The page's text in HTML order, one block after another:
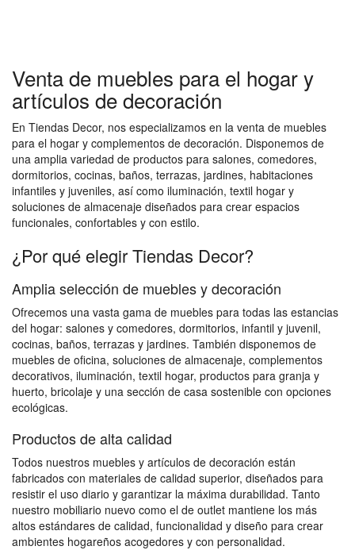
Venta de muebles para el hogar y
artículos de decoración
En Tiendas Decor, nos especializamos en la venta de muebles
para el hogar y complementos de decoración. Disponemos de
una amplia variedad de productos para salones, comedores,
dormitorios, cocinas, baños, terrazas, jardines, habitaciones
infantiles y juveniles, así como iluminación, textil hogar y
soluciones de almacenaje diseñados para crear espacios
funcionales, confortables y con estilo.
¿Por qué elegir Tiendas Decor?
Amplia selección de muebles y decoración
Ofrecemos una vasta gama de muebles para todas las estancias
del hogar: salones y comedores, dormitorios, infantil y juvenil,
cocinas, baños, terrazas y jardines. También disponemos de
muebles de oficina, soluciones de almacenaje, complementos
decorativos, iluminación, textil hogar, productos para granja y
huerto, bricolaje y una sección de casa sostenible con opciones
ecológicas.
Productos de alta calidad
Todos nuestros muebles y artículos de decoración están
fabricados con materiales de calidad superior, diseñados para
resistir el uso diario y garantizar la máxima durabilidad. Tanto
nuestro mobiliario nuevo como el de outlet mantiene los más
altos estándares de calidad, funcionalidad y diseño para crear
ambientes hogareños acogedores y con personalidad.